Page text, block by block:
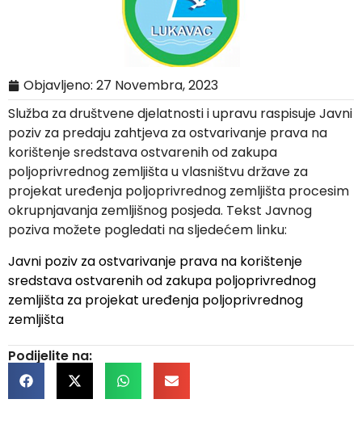
Objavljeno: 27 Novembra, 2023
Služba za društvene djelatnosti i upravu raspisuje Javni
poziv za predaju zahtjeva za ostvarivanje prava na
korištenje sredstava ostvarenih od zakupa
poljoprivrednog zemljišta u vlasništvu države za
projekat uređenja poljoprivrednog zemljišta procesim
okrupnjavanja zemljišnog posjeda. Tekst Javnog
poziva možete pogledati na sljedećem linku:
Javni poziv za ostvarivanje prava na korištenje
sredstava ostvarenih od zakupa poljoprivrednog
zemljišta za projekat uređenja poljoprivrednog
zemljišta
Podijelite na: